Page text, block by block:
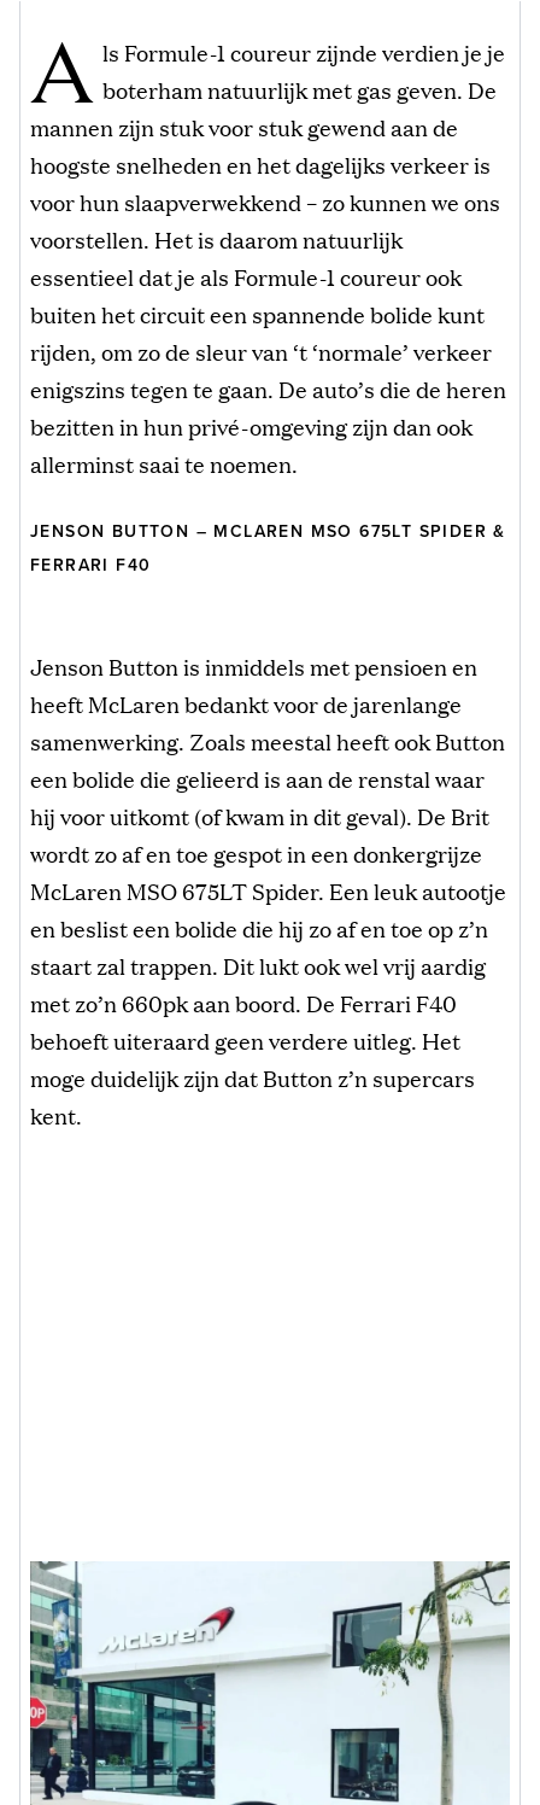
A ls Formule-1 coureur zijnde verdien je je
boterham natuurlijk met gas geven. De
mannen zijn stuk voor stuk gewend aan de
hoogste snelheden en het dagelijks verkeer is
voor hun slaapverwekkend – zo kunnen we ons
voorstellen. Het is daarom natuurlijk
essentieel dat je als Formule-1 coureur ook
buiten het circuit een spannende bolide kunt
rijden, om zo de sleur van ‘t ‘normale’ verkeer
enigszins tegen te gaan. De auto’s die de heren
bezitten in hun privé-omgeving zijn dan ook
allerminst saai te noemen.
JENSON BUTTON – MCLAREN MSO 675LT SPIDER &
FERRARI F40
Jenson Button is inmiddels met pensioen en
heeft McLaren bedankt voor de jarenlange
samenwerking. Zoals meestal heeft ook Button
een bolide die gelieerd is aan de renstal waar
hij voor uitkomt (of kwam in dit geval). De Brit
wordt zo af en toe gespot in een donkergrijze
McLaren MSO 675LT Spider. Een leuk autootje
en beslist een bolide die hij zo af en toe op z’n
staart zal trappen. Dit lukt ook wel vrij aardig
met zo’n 660pk aan boord. De Ferrari F40
behoeft uiteraard geen verdere uitleg. Het
moge duidelijk zijn dat Button z’n supercars
kent.